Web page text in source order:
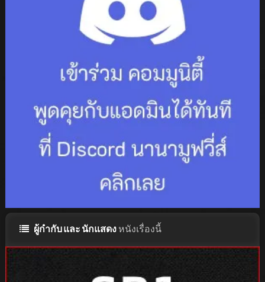
ผู้กำกับ และ นักแสดงหนังเรื่องนี้